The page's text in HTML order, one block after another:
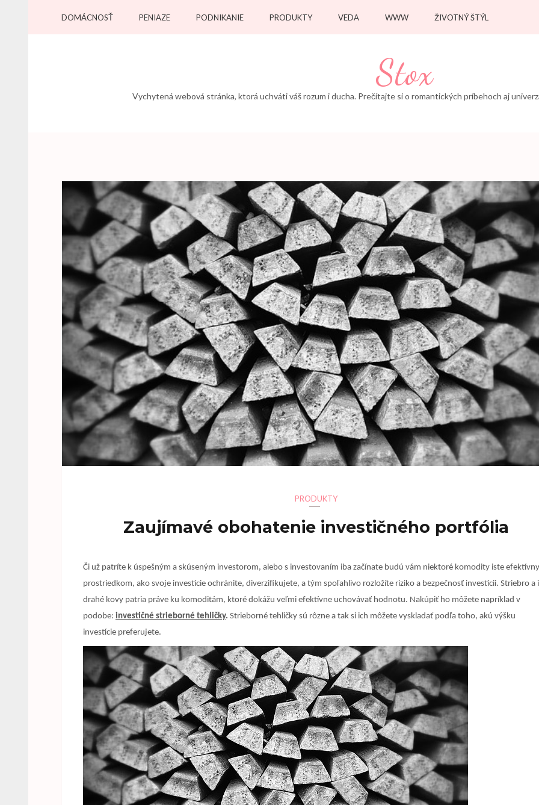
DOMÁCNOSŤ PENIAZE PODNIKANIE PRODUKTY VEDA WWW ŽIVOTNÝ ŠTÝL
Stox
Vychytená webová stránka, ktorá uchváti váš rozum i ducha. Prečítajte si o romantických príbehoch aj
PRODUKTY
Zaujímavé obohatenie investičného portfólia
Či už patríte k úspešným a skúseným investorom, alebo s investovaním iba začínate budú vám niektoré komodity iste
prostriedkom, ako svoje investície ochránite, diverzifikujete, a tým spoľahlivo rozložíte riziko a bezpečnosť investícii. Striebro a
drahé kovy patria práve ku komoditám, ktoré dokážu veľmi efektívne uchovávať hodnotu. Nakúpiť ho môžete napríklad v
podobe: investičné strieborné tehličky. Strieborné tehličky sú rôzne a tak si ich môžete vyskladať podľa toho, akú výšku
investície preferujete.